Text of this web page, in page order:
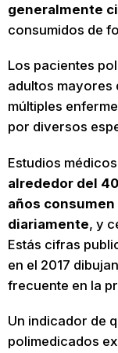
generalmente
consumidos de
Los pacientes
adultos mayores
múltiples
por diversos
Estudios
alrededor del
años
diariamente, y
Estás cifras
en el 2017
frecuente en la
Un indicador de
polimedicados